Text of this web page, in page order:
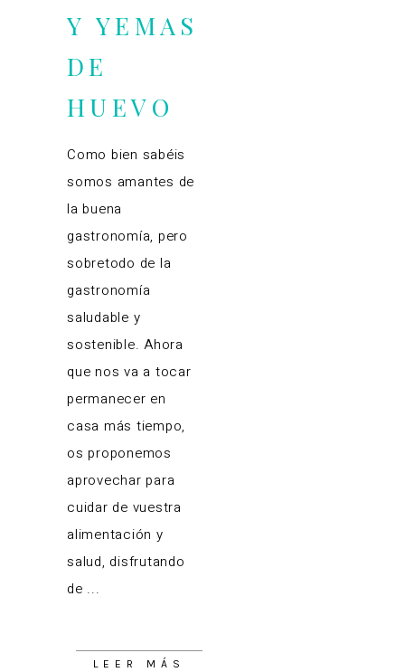
Y YEMAS
DE
HUEVO
Como bien sabéis
somos amantes de
la buena
gastronomía, pero
sobretodo de la
gastronomía
saludable y
sostenible. Ahora
que nos va a tocar
permanecer en
casa más tiempo,
os proponemos
aprovechar para
cuidar de vuestra
alimentación y
salud, disfrutando
de
LEER MÁS